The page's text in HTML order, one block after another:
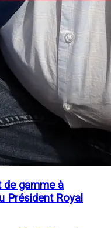
de gamme à
Président Royal